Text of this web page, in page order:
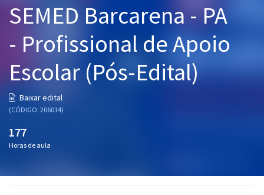
Cursos 20% OFF
Graduação
OAB
Conteúdo gratuito
SEMED Barcarena - PA
- Profissional de Apoio
Escolar (Pós-Edital)
Baixar edital
(CÓDIGO: 206014)
177
Horas de aula